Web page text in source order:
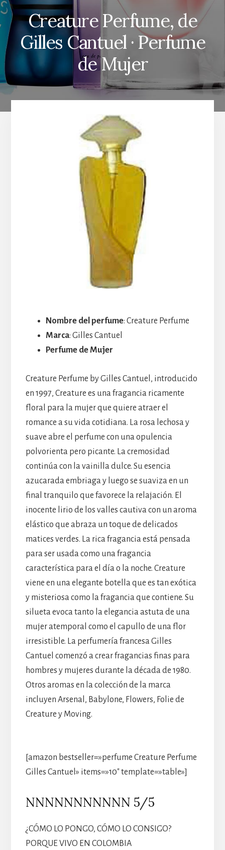
Creature Perfume, de
Gilles Cantuel · Perfume
de Mujer
Nombre del perfume: Creature Perfume
Marca: Gilles Cantuel
Perfume de Mujer
Creature Perfume by Gilles Cantuel, introducido
en 1997, Creature es una fragancia ricamente
floral para la mujer que quiere atraer el
romance a su vida cotidiana. La rosa lechosa y
suave abre el perfume con una opulencia
polvorienta pero picante. La cremosidad
continúa con la vainilla dulce. Su esencia
azucarada embriaga y luego se suaviza en un
final tranquilo que favorece la relajación. El
inocente lirio de los valles cautiva con un aroma
elástico que abraza un toque de delicados
matices verdes. La rica fragancia está pensada
para ser usada como una fragancia
característica para el día o la noche. Creature
viene en una elegante botella que es tan exótica
y misteriosa como la fragancia que contiene. Su
silueta evoca tanto la elegancia astuta de una
mujer atemporal como el capullo de una flor
irresistible. La perfumería francesa Gilles
Cantuel comenzó a crear fragancias finas para
hombres y mujeres durante la década de 1980.
Otros aromas en la colección de la marca
incluyen Arsenal, Babylone, Flowers, Folie de
Creature y Moving.
[amazon bestseller=»perfume Creature Perfume
Gilles Cantuel» items=»10″ template=»table»]
NNNNNNNNNNN 5/5
¿CÓMO LO PONGO, CÓMO LO CONSIGO?
PORQUE VIVO EN COLOMBIA